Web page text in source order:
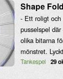
Shape Fold
- Ett roligt och
pusselspel
olika bitarna
mönstret.
Tankespel 29